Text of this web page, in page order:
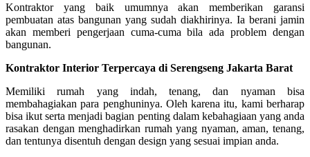
Kontraktor yang baik umumnya akan memberikan garansi
pembuatan atas bangunan yang sudah diakhirinya. Ia berani jamin
akan memberi pengerjaan cuma-cuma bila ada problem dengan
bangunan.
Kontraktor Interior Terpercaya di Serengseng Jakarta Barat
Memiliki rumah yang indah, tenang, dan nyaman bisa
membahagiakan para penghuninya. Oleh karena itu, kami berharap
bisa ikut serta menjadi bagian penting dalam kebahagiaan yang anda
rasakan dengan menghadirkan rumah yang nyaman, aman, tenang,
dan tentunya disentuh dengan design yang sesuai impian anda.